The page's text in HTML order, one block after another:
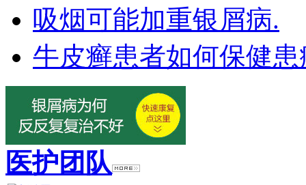
吸烟可能加重银屑病.
牛皮癣患者如何保健
医护团队